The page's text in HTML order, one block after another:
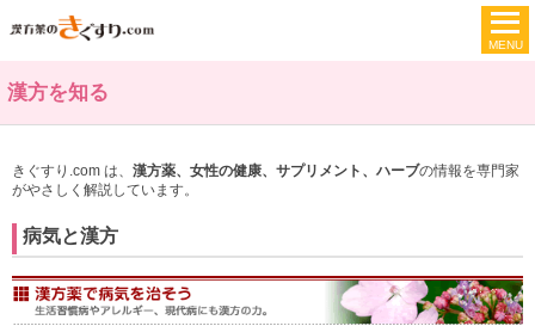
漢方を知る
きぐすり.com は、 漢方薬、女性の健康、サプリメント、ハーブの情報を専門家
がやさしく解説しています。
病気と漢方